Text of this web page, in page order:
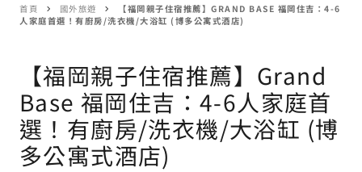
首頁 國外旅遊
【福岡親子住宿推薦】GRAND BASE 福岡住吉：4-6
人家庭首選！有廚房/洗衣機/大浴缸 (博多公寓式酒店)
【福岡親子住宿推薦】Grand
Base 福岡住吉：4-6人家庭首
選！有廚房/洗衣機/大浴缸 (博
多公寓式酒店)